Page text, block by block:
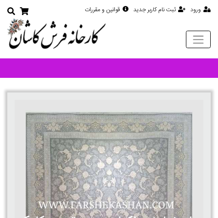
ورود ثبت نام کاربر جدید قوانین و مقررات